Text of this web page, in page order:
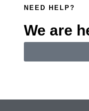
NEED HELP?
We are